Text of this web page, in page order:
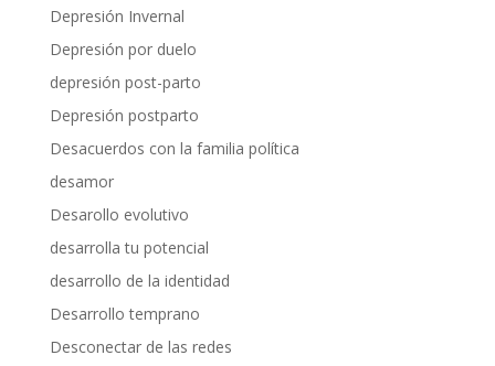
Depresión Invernal
Depresión por duelo
depresión post-parto
Depresión postparto
Desacuerdos con la familia política
desamor
Desarollo evolutivo
desarrolla tu potencial
desarrollo de la identidad
Desarrollo temprano
Desconectar de las redes